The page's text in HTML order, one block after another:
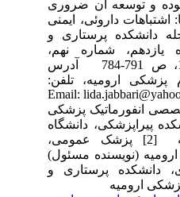
و توسعه آن ضروری
داروئی، ایمنی
دانشکده پرستاری و
یازدهم، شماره نهم،
پی‌درپی 49، آذر 1392، ص 791-784 آدرس
پزشکی ارومیه، تلفن:
32234897- 044 Email:
انفورماتیک پزشکی
پیراپزشکی، دانشگاه
علوم پزشکی ارومیه [2] پزشک عمومی،
(نویسنده مسئول)
دانشکده پرستاری و
ارومیه